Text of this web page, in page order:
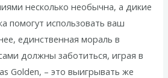
несколько необычна, а дикие
помогут использовать ваш
единственная мораль в
должны заботиться, играя в
Golden, – это выигрывать же